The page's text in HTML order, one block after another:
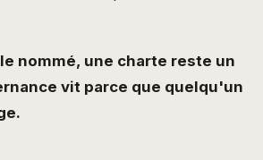
nommé, une charte reste un
vit parce que quelqu'un